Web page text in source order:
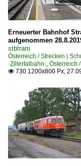
Erneuerter Bahnhof
aufgenommen
stbtram
Österreich / Strecken |
·Zillertalbahn·, Österreich
 730 1200x800 Px,